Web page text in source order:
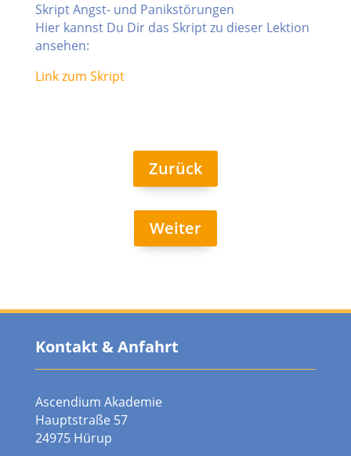
Skript Angst- und Panikstörungen
Hier kannst Du Dir das Skript zu dieser Lektion
ansehen:
Link zum Skript
Zurück
Weiter
Kontakt & Anfahrt
Ascendium Akademie
Hauptstraße 57
24975 Hürup